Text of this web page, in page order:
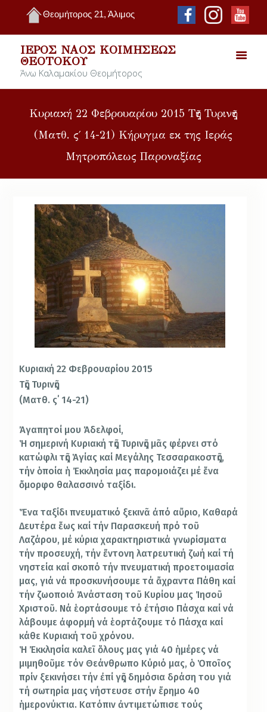
Θεομήτορος 21, Άλιμος
ΙΕΡΌΣ ΝΑΌΣ ΚΟΙΜΉΣΕΩΣ
ΘΕΟΤΌΚΟΥ
Άνω Καλαμακίου Θεομήτορος
Κυριακή 22 Φεβρουαρίου 2015 Τῆς Τυρινῆς
(Ματθ. ς΄ 14-21) Κήρυγμα εκ της Ιεράς
Μητροπόλεως Παροναξίας
Κυριακή 22 Φεβρουαρίου 2015
Τῆς Τυρινῆς
(Ματθ. ς΄ 14-21)
Ἀγαπητοί μου Ἀδελφοί,
Ἡ σημερινή Κυριακή τῆς Τυρινῆς μᾶς φέρνει στό
κατώφλι τῆς Ἁγίας καί Μεγάλης Τεσσαρακοστῆς,
τήν ὁποία ἡ Ἐκκλησία μας παρομοιάζει μέ ἕνα
ὄμορφο θαλασσινό ταξίδι.
Ἕνα ταξίδι πνευματικό ξεκινᾶ ἀπό αὔριο, Καθαρά
Δευτέρα ἕως καί τήν Παρασκευή πρό τοῦ
Λαζάρου, μέ κύρια χαρακτηριστικά γνωρίσματα
τήν προσευχή, τήν ἔντονη λατρευτική ζωή καί τή
νηστεία καί σκοπό τήν πνευματική προετοιμασία
μας, γιά νά προσκυνήσουμε τά ἄχραντα Πάθη καί
τήν ζωοποιό Ἀνάσταση τοῦ Κυρίου μας Ἰησοῦ
Χριστοῦ. Νά ἑορτάσουμε τό ἐτήσιο Πάσχα καί νά
λάβουμε ἀφορμή νά ἑορτάζουμε τό Πάσχα καί
κάθε Κυριακή τοῦ χρόνου.
Ἡ Ἐκκλησία καλεῖ ὅλους μας γιά 40 ἡμέρες νά
μιμηθοῦμε τόν Θεάνθρωπο Κύριό μας, ὁ Ὁποῖος
πρίν ξεκινήσει τήν ἐπί γῆς δημόσια δράση του γιά
τή σωτηρία μας νήστευσε στήν ἔρημο 40
ἡμερονύκτια. Κατόπιν ἀντιμετώπισε τούς